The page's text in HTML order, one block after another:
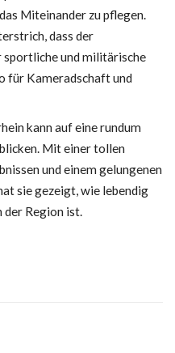
Miteinander zu pflegen.
dass der
sportliche und militärische
für Kameradschaft und
kann auf eine rundum
Mit einer tollen
und einem gelungenen
sie gezeigt, wie lebendig
der Region ist.